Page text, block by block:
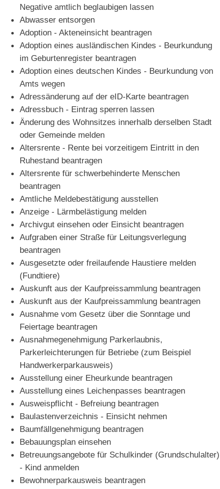
Negative amtlich beglaubigen lassen
Abwasser entsorgen
Adoption - Akteneinsicht beantragen
Adoption eines ausländischen Kindes - Beurkundung
im Geburtenregister beantragen
Adoption eines deutschen Kindes - Beurkundung von
Amts wegen
Adressänderung auf der eID-Karte beantragen
Adressbuch - Eintrag sperren lassen
Änderung des Wohnsitzes innerhalb derselben Stadt
oder Gemeinde melden
Altersrente - Rente bei vorzeitigem Eintritt in den
Ruhestand beantragen
Altersrente für schwerbehinderte Menschen
beantragen
Amtliche Meldebestätigung ausstellen
Anzeige - Lärmbelästigung melden
Archivgut einsehen oder Einsicht beantragen
Aufgraben einer Straße für Leitungsverlegung
beantragen
Ausgesetzte oder freilaufende Haustiere melden
(Fundtiere)
Auskunft aus der Kaufpreissammlung beantragen
Auskunft aus der Kaufpreissammlung beantragen
Ausnahme vom Gesetz über die Sonntage und
Feiertage beantragen
Ausnahmegenehmigung Parkerlaubnis,
Parkerleichterungen für Betriebe (zum Beispiel
Handwerkerparkausweis)
Ausstellung einer Eheurkunde beantragen
Ausstellung eines Leichenpasses beantragen
Ausweispflicht - Befreiung beantragen
Baulastenverzeichnis - Einsicht nehmen
Baumfällgenehmigung beantragen
Bebauungsplan einsehen
Betreuungsangebote für Schulkinder (Grundschulalter)
- Kind anmelden
Bewohnerparkausweis beantragen